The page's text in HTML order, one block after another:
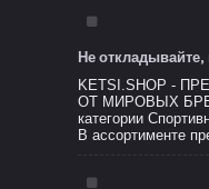
Не
KETSI.SHOP -
ОТ МИРОВЫХ
категории
В ассортименте